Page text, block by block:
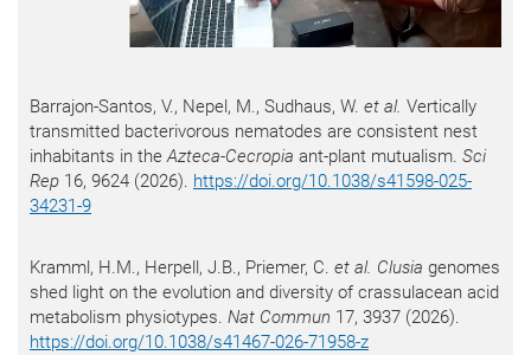
Barrajon-Santos, V., Nepel, M., Sudhaus, W. et al. Vertically
transmitted bacterivorous nematodes are consistent nest
inhabitants in theAzteca-Cecropia ant-plant mutualism. Sci
Rep 16, 9624 (2026). https://doi.org/10.1038/s41598-025-
34231-9
Kramml, H.M., Herpell, J.B., Priemer, C. et al. Clusia genomes
shed light on the evolution and diversity of crassulacean acid
metabolism physiotypes. Nat Commun 17, 3937 (2026).
https://doi.org/10.1038/s41467-026-71958-z